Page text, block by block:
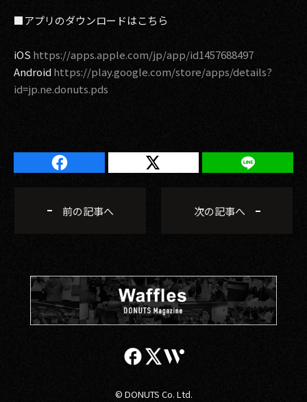
■アプリのダウンロードはこちら
iOS https://apps.apple.com/jp/app/id1457688497
Androidhttps://play.google.com/store/apps/details?
id=jp.ne.donuts.pds
前の記事へ 次の記事へ
© DONUTS Co. Ltd.